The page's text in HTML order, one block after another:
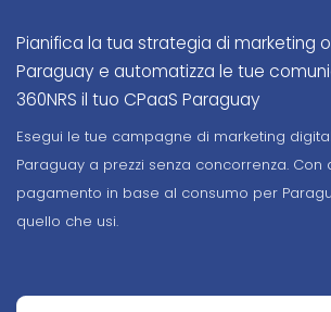
Pianifica la tua strategia di marketing
Paraguay e automatizza le tue
360NRS il tuo CPaaS Paraguay
Esegui le tue campagne di marketing
Paraguay a prezzi senza concorrenza. Con
pagamento in base al consumo per
quello che usi.